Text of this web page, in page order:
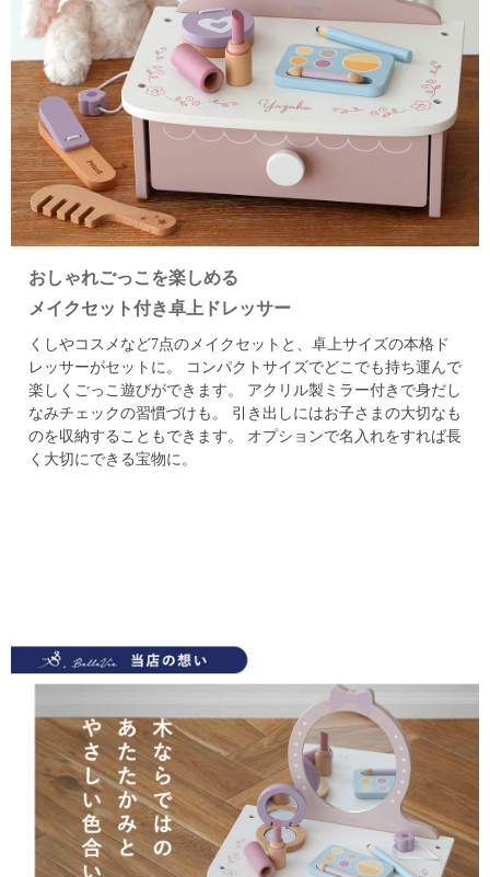
おしゃれごっこを楽しめる
メイクセット付き卓上ドレッサー
くしやコスメなど7点のメイクセットと、卓上サイズの本格ド
レッサーがセットに。
コンパクトサイズでどこでも持ち運んで
楽しくごっこ遊びができます。
アクリル製ミラー付きで身だし
なみチェックの習慣づけも。
引き出しにはお子さまの大切なも
のを収納することもできます。
オプションで名入れをすれば長
く大切にできる宝物に。